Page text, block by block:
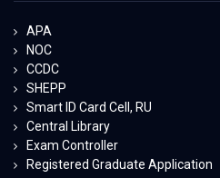
APA
NOC
CCDC
SHEPP
Smart ID Card Cell, RU
Central Library
Exam Controller
Registered Graduate Application